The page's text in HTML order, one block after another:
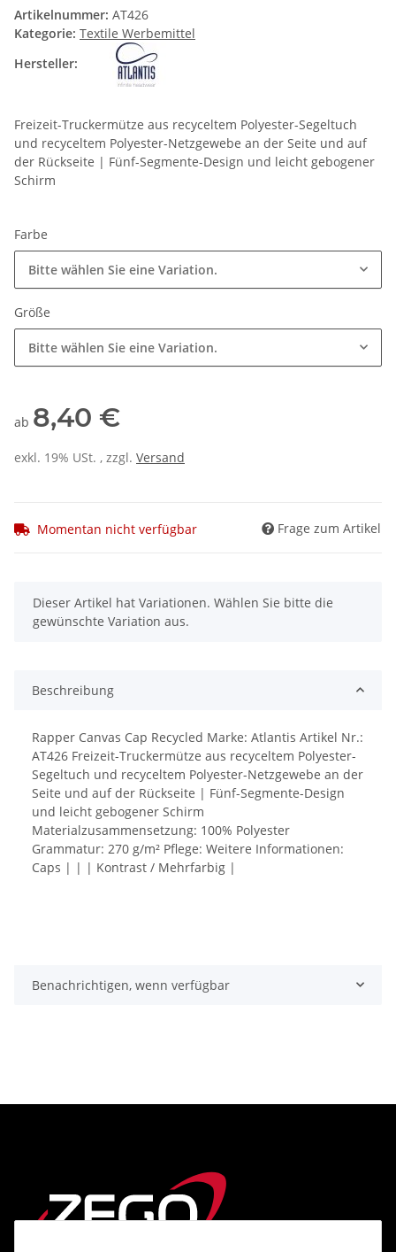
Artikelnummer: AT426
Kategorie: Textile Werbemittel
Hersteller:
Freizeit-Truckermütze aus recyceltem Polyester-Segeltuch
und recyceltem Polyester-Netzgewebe an der Seite und auf
der Rückseite | Fünf-Segmente-Design und leicht gebogener
Schirm
Farbe
Bitte wählen Sie eine Variation.
Größe
Bitte wählen Sie eine Variation.
ab 8,40 €
exkl. 19% USt. , zzgl. Versand
Momentan nicht verfügbar Frage zum Artikel
x
Dieser Artikel hat Variationen. Wählen Sie bitte die
gewünschte Variation aus.
Beschreibung
Rapper Canvas Cap Recycled Marke: Atlantis Artikel Nr.:
AT426 Freizeit-Truckermütze aus recyceltem Polyester-
Segeltuch und recyceltem Polyester-Netzgewebe an der
Seite und auf der Rückseite | Fünf-Segmente-Design
und leicht gebogener Schirm
Materialzusammensetzung: 100% Polyester
Grammatur: 270 g/m² Pflege: Weitere Informationen:
Caps | | | Kontrast / Mehrfarbig |
Benachrichtigen, wenn verfügbar